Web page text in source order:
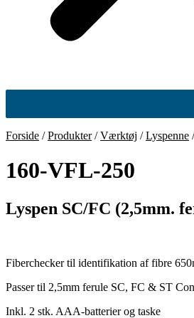
Forside /Produkter/Værktøj /Lyspenne
160-VFL-250
Lyspen SC/FC (2,5mm.
Fiberchecker til identifikation af fibre
Passer til 2,5mm ferule SC, FC & ST
Inkl. 2 stk. AAA-batterier og taske